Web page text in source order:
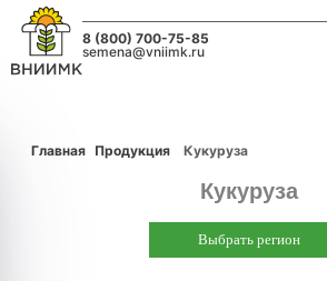
8 (800) 700-75-85
semena@vniimk.ru
Главная Продукция Кукуруза
Кукуруза
Выбрать регион